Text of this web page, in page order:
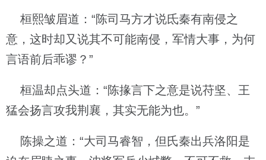
桓熙皱眉道：“陈司马方才说氐秦有南侵之
意，这时却又说其不可能南侵，军情大事，为何
言语前后乖谬？”
桓温却点头道：“陈掾言下之意是说苻坚、王
猛会扬言攻我荆襄，其实无能为也。”
陈操之道：“大司马睿智，但氏秦出兵洛阳是